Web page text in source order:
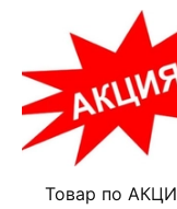
Товар по